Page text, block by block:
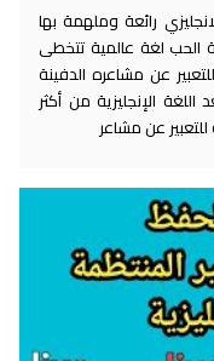
رائعة وملهمة بها
الحب لغة عالمية تتخطى
عن مشاعره الدفينة
الإنجليزية من أكثر
للتعبير عن مشاعر